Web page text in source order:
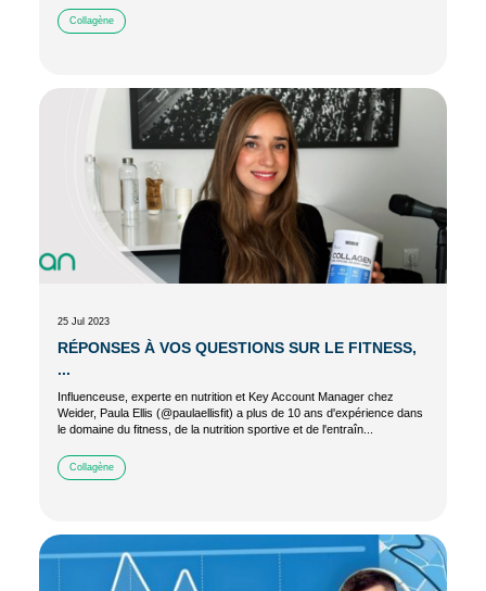
Collagène
25 Jul 2023
RÉPONSES À VOS QUESTIONS SUR LE FITNESS,
...
Influenceuse, experte en nutrition et Key Account Manager chez
Weider, Paula Ellis (@paulaellisfit) a plus de 10 ans d'expérience dans
le domaine du fitness, de la nutrition sportive et de l'entraîn...
Collagène